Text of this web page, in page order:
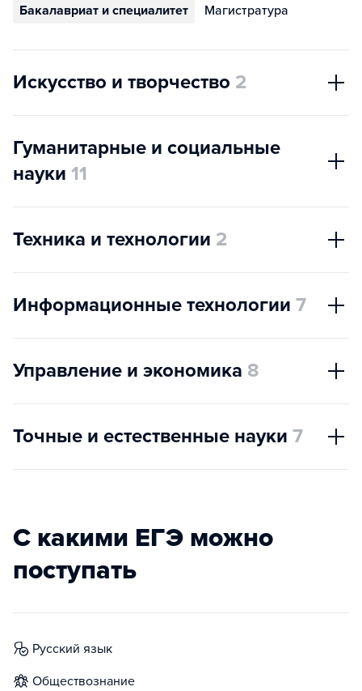
Бакалавриат и специалитет Магистратура
Искусство и творчество 2
Гуманитарные и социальные
науки 11
Техника и технологии 2
Информационные технологии 7
Управление и экономика 8
Точные и естественные науки 7
С какими ЕГЭ можно
поступать
русский язык
обществознание